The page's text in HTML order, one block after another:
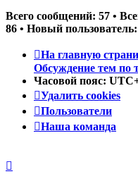
Всего сообщений: 57 •
86 • Новый пользователь:
На главную
Обсуждение тем по
Часовой пояс:
Удалить cookies
Пользователи
Наша команда